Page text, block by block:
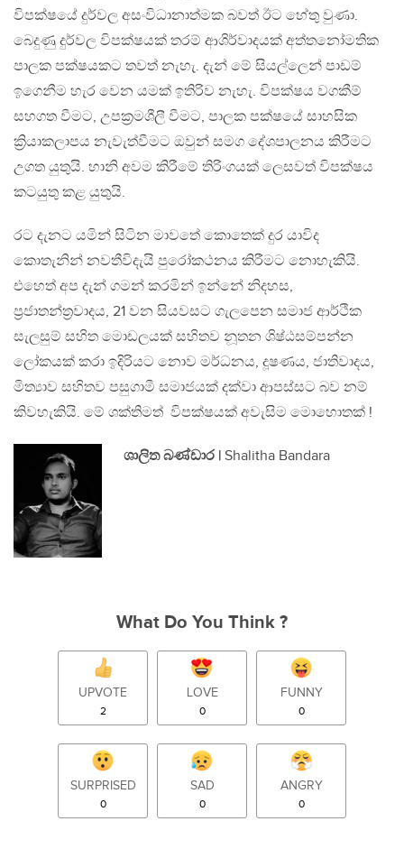
විපක්ෂයේ දුර්වල අසංවිධානාත්මක බවත් ඊට හේතු වුණා.
බෙදුණු දුර්වල විපක්ෂයක් තරම් ආශිර්වාදයක් අත්තනෝමතික
පාලක පක්ෂයකට තවත් නැහැ. දැන් මේ සියල්ලෙන් පාඩම්
ඉගෙනීම හැර වෙන යමක් ඉතිරිව නැහැ. විපක්ෂය වගකීම්
සහගත වීමට, උපක්‍රමශීලී වීමට, පාලක පක්ෂයේ සාහසික
ක්‍රියාකලාපය නැවැත්වීමට ඔවුන් සමග දේශපාලනය කිරීමට
උගත යුතුයි. හානි අවම කිරීමේ තිරිංගයක් ලෙසවත් විපක්ෂය
කටයුතු කළ යුතුයි.
රට දැනට යමින් සිටින මාවතේ කොතෙක් දුර යාවිද
කොතැනින් නවතීවිදැයි පුරෝකථනය කිරීමට නොහැකියි.
එහෙත් අප දැන් ගමන් කරමින් ඉන්නේ නිදහස,
ප්‍රජාතන්ත්‍රවාදය, 21 වන සියවසට ගැලපෙන සමාජ ආර්ථික
සැලසුම් සහිත මොඩලයක් සහිතව නූතන ශිෂ්ඨසම්පන්න
ලෝකයක් කරා ඉදිරියට නොව මර්ධනය, දූෂණය, ජාතිවාදය,
මිත්‍යාව සහිතව පසුගාමී සමාජයක් දක්වා ආපස්සට බව නම්
කිවහැකියි. මේ ශක්තිමත් විපක්ෂයක් අවැසිම මොහොතක් !
ශාලිත බණ්ඩාර | Shalitha Bandara
What Do You Think ?
UPVOTE
2
LOVE
0
FUNNY
0
SURPRISED
0
SAD
0
ANGRY
0